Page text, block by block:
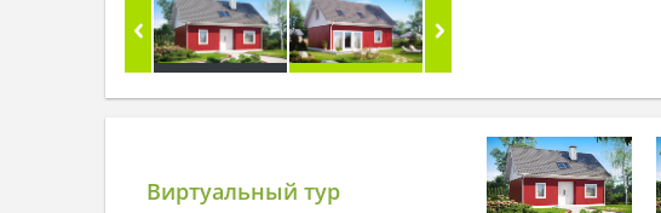
Виртуальный тур